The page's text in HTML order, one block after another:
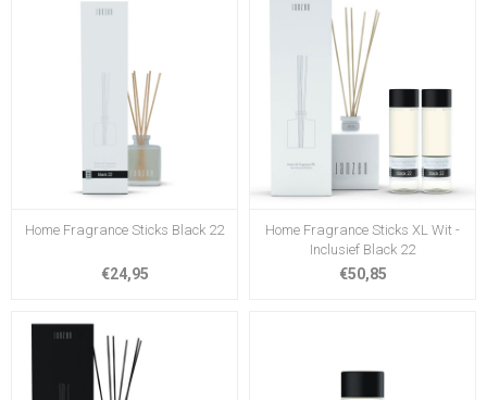
Home Fragrance Sticks Black 22
€24,95
Home Fragrance Sticks XL Wit -
Inclusief Black 22
€50,85